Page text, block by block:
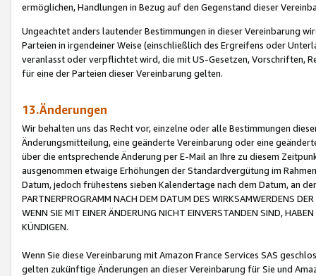
ermöglichen, Handlungen in Bezug auf den Gegenstand dieser
Ungeachtet anders lautender Bestimmungen in dieser Vereinbarung
Parteien in irgendeiner Weise (einschließlich des Ergreifens oder
veranlasst oder verpflichtet wird, die mit US-Gesetzen, Vorschriften,
für eine der Parteien dieser Vereinbarung gelten.
13.Änderungen
Wir behalten uns das Recht vor, einzelne oder alle Bestimmungen
Änderungsmitteilung, eine geänderte Vereinbarung oder eine
über die entsprechende Änderung per E-Mail an Ihre zu diesem
ausgenommen etwaige Erhöhungen der Standardvergütung im
Datum, jedoch frühestens sieben Kalendertage nach dem Datum, an
PARTNERPROGRAMM NACH DEM DATUM DES WIRKSAMWERDENS
WENN SIE MIT EINER ÄNDERUNG NICHT EINVERSTANDEN SIND,
KÜNDIGEN.
Wenn Sie diese Vereinbarung mit Amazon France Services SAS
gelten zukünftige Änderungen an dieser Vereinbarung für Sie und